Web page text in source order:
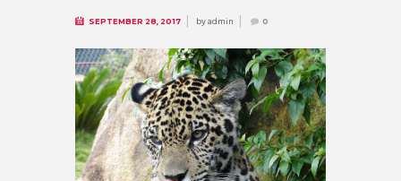
SEPTEMBER 28, 2017 byadmin 0